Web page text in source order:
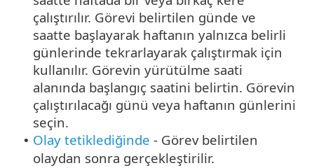
çalıştırılır. Görevi belirtilen günde ve
saatte başlayarak haftanın yalnızca belirli
günlerinde tekrarlayarak çalıştırmak için
kullanılır. Görevin yürütülme saati
alanında başlangıç saatini belirtin. Görevin
çalıştırılacağı günü veya haftanın günlerini
seçin.
• Olay tetiklediğinde - Görev belirtilen
olaydan sonra gerçekleştirilir.